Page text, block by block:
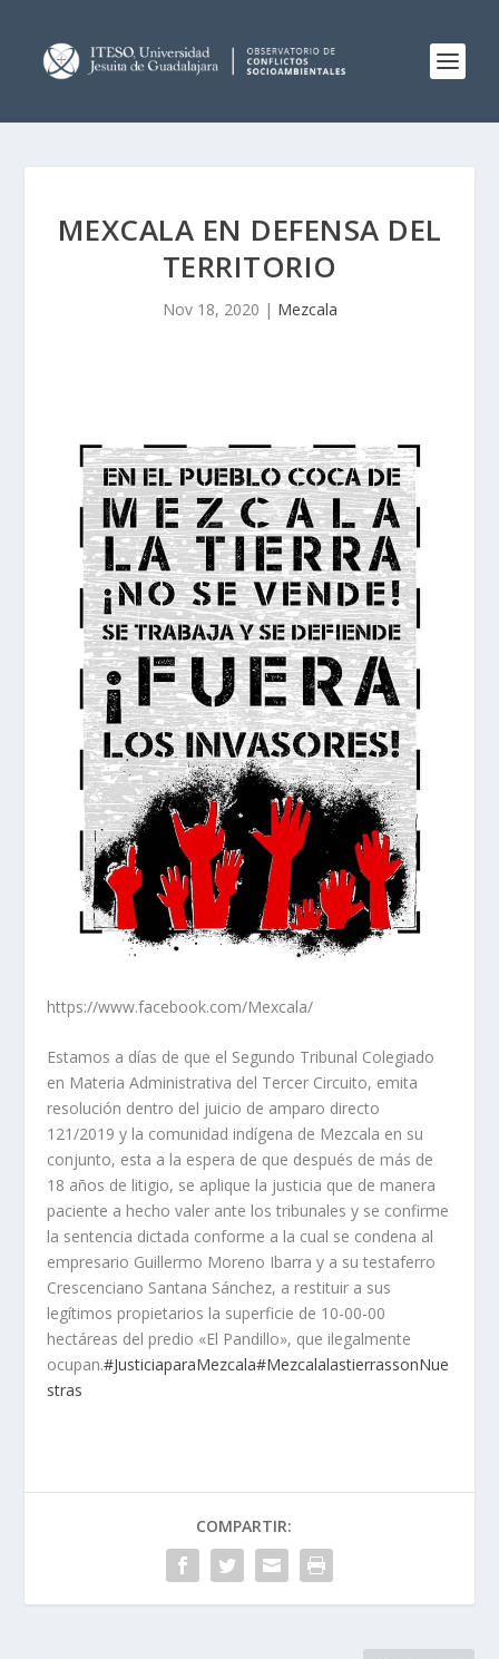
MEXCALA EN DEFENSA DEL
TERRITORIO
Nov 18, 2020 | Mezcala
https://www.facebook.com/Mexcala/
Estamos a días de que el Segundo Tribunal Colegiado
en Materia Administrativa del Tercer Circuito, emita
resolución dentro del juicio de amparo directo
121/2019 y la comunidad indígena de Mezcala en su
conjunto, esta a la espera de que después de más de
18 años de litigio, se aplique la justicia que de manera
paciente a hecho valer ante los tribunales y se confirme
la sentencia dictada conforme a la cual se condena al
empresario Guillermo Moreno Ibarra y a su testaferro
Crescenciano Santana Sánchez, a restituir a sus
legítimos propietarios la superficie de 10-00-00
hectáreas del predio «El Pandillo», que ilegalmente
ocupan.#JusticiaparaMezcala#MezcalalastierrassonNue
stras
COMPARTIR: